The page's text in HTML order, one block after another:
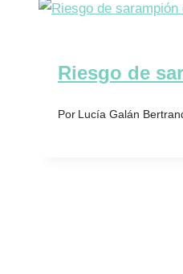
Riesgo de
Por Lucía Galán